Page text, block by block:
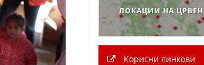
ЛОКАЦИИ НА
Корисни линкови